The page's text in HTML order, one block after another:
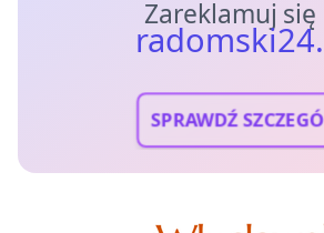
Zareklamuj się
SPRAWDŹ